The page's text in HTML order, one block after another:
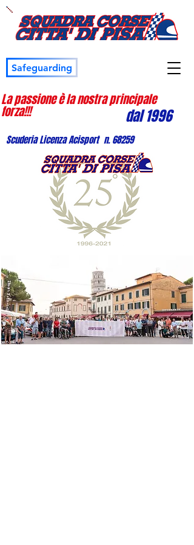
Safeguarding
La passione è la nostra principale
forza!!! dal 1996
Scuderia Licenza Acisport n. 68259